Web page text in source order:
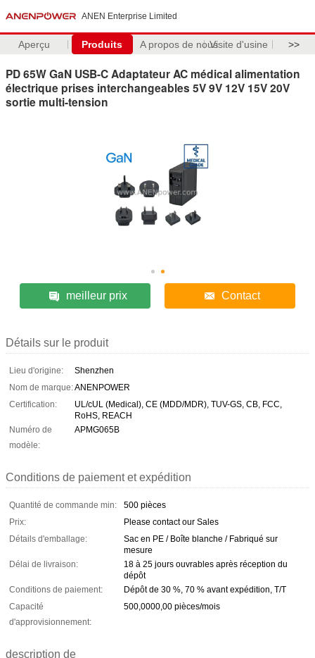
ANEN Enterprise Limited
Aperçu Produits A propos de nousVisite d'usine >>
PD 65W GaN USB-C Adaptateur AC médical alimentation
électrique prises interchangeables 5V 9V 12V 15V 20V
sortie multi-tension
meilleur prix Contact
Détails sur le produit
Lieu d'origine:
Shenzhen
Nom de marque:ANENPOWER
Certification:
UL/cUL (Medical), CE (MDD/MDR), TUV-GS, CB, FCC,
RoHS, REACH
Numéro de
modèle:
APMG065B
Conditions de paiement et expédition
Quantité de commande min:
500 pièces
Prix:
Please contact our Sales
Détails d'emballage:
Sac en PE / Boîte blanche / Fabriqué sur
mesure
Délai de livraison:
18 à 25 jours ouvrables après réception du
dépôt
Conditions de paiement:
Dépôt de 30 %, 70 % avant expédition, T/T
Capacité
d'approvisionnement:
500,0000,00 pièces/mois
description de